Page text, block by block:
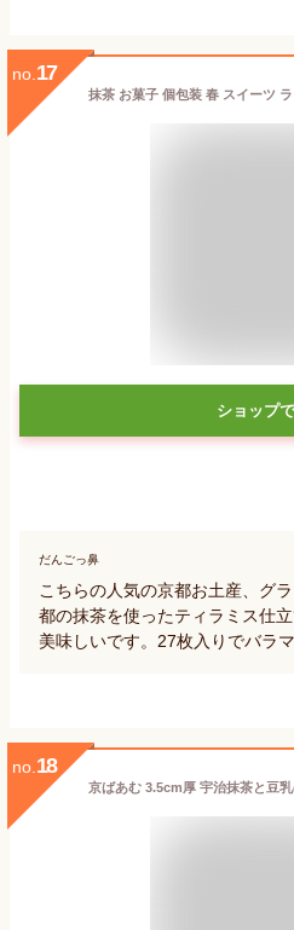
no. 17
ショップ
だんごっ鼻
こちらの人気の京都お土産、グ
都の抹茶を使ったティラミス仕
美味しいです。27枚入りでバラ
no. 18